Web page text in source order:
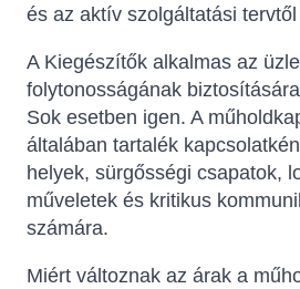
és az aktív szolgáltatási
A Kiegészítők alkalmas az
folytonosságának
Sok esetben igen. A
általában tartalék
helyek, sürgősségi csapatok,
műveletek és kritikus
számára.
Miért változnak az árak a